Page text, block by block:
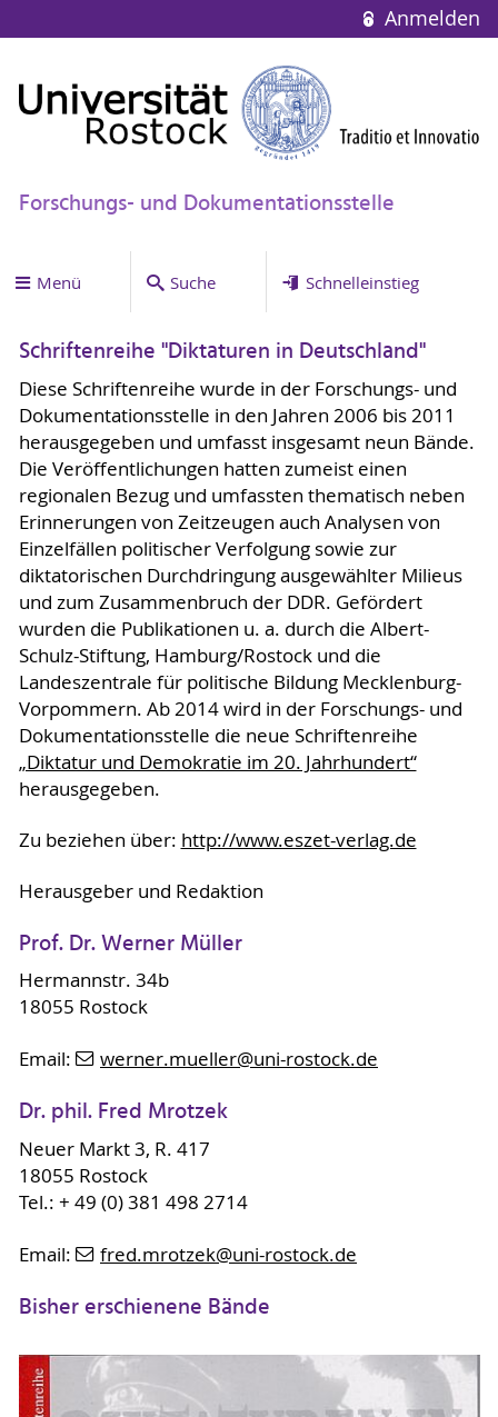
Anmelden
Forschungs- und Dokumentationsstelle
Menü Suche Schnelleinstieg
Schriftenreihe "Diktaturen in Deutschland"
Diese Schriftenreihe wurde in der Forschungs- und
Dokumentationsstelle in den Jahren 2006 bis 2011
herausgegeben und umfasst insgesamt neun Bände.
Die Veröffentlichungen hatten zumeist einen
regionalen Bezug und umfassten thematisch neben
Erinnerungen von Zeitzeugen auch Analysen von
Einzelfällen politischer Verfolgung sowie zur
diktatorischen Durchdringung ausgewählter Milieus
und zum Zusammenbruch der DDR. Gefördert
wurden die Publikationen u. a. durch die Albert-
Schulz-Stiftung, Hamburg/Rostock und die
Landeszentrale für politische Bildung Mecklenburg-
Vorpommern. Ab 2014 wird in der Forschungs- und
Dokumentationsstelle die neue Schriftenreihe
„Diktatur und Demokratie im 20. Jahrhundert“
herausgegeben.
Zu beziehen über: http://www.eszet-verlag.de
Herausgeber und Redaktion
Prof. Dr. Werner Müller
Hermannstr. 34b
18055 Rostock
Email: werner.mueller@uni-rostock.de
Dr. phil. Fred Mrotzek
Neuer Markt 3, R. 417
18055 Rostock
Tel.: + 49 (0) 381 498 2714
Email: fred.mrotzek@uni-rostock.de
Bisher erschienene Bände